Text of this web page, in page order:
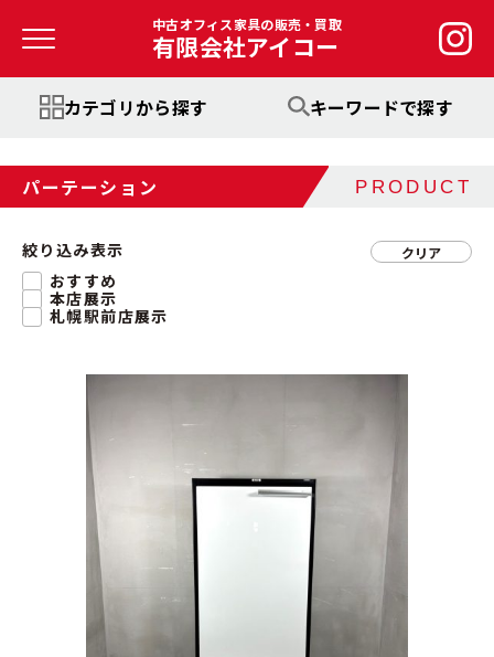
中古オフィス家具の販売・買取
有限会社アイコー
カテゴリから探す キーワードで探す
パーテーション PRODUCT
絞り込み表示
おすすめ
本店展示
札幌駅前店展示
クリア